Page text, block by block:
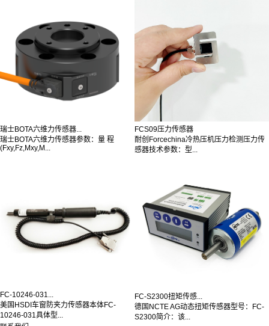
瑞士BOTA六维力传感器...
瑞士BOTA六维力传感器参数：量 程
(Fxy,Fz,Mxy,M...
FCS09压力传感器
耐创Forcechina冷热压机压力检测压力传
感器技术参数：型...
FC-10246-031...
美国HSDI车窗防夹力传感器本体FC-
10246-031具体型...
FC-S2300扭矩传感...
德国NCTE AG动态扭矩传感器型号：FC-
S2300简介：该...